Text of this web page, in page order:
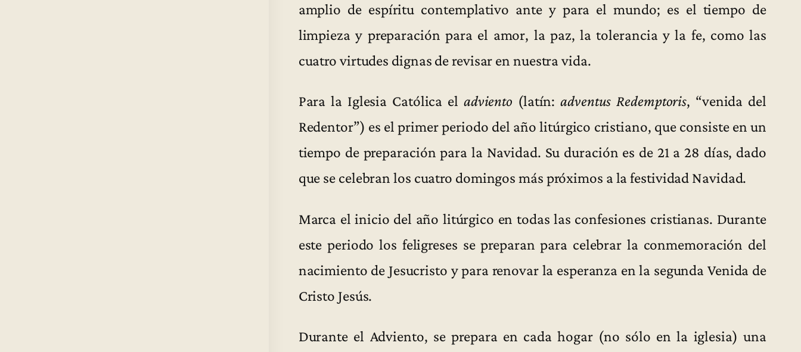
amplio de espíritu contemplativo ante y para el mundo; es el tiempo de
limpieza y preparación para el amor, la paz, la tolerancia y la fe, como las
cuatro virtudes dignas de revisar en nuestra vida.
Para la Iglesia Católica el adviento (latín:adventus Redemptoris, “venida del
Redentor”) es el primer periodo del año litúrgico cristiano, que consiste en un
tiempo de preparación para la Navidad. Su duración es de 21 a 28 días, dado
que se celebran los cuatro domingos más próximos a la festividad Navidad.
Marca el inicio del año litúrgico en todas las confesiones cristianas. Durante
este periodo los feligreses se preparan para celebrar la conmemoración del
nacimiento de Jesucristo y para renovar la esperanza en la segunda Venida de
Cristo Jesús.
Durante el Adviento, se prepara en cada hogar (no sólo en la iglesia) una